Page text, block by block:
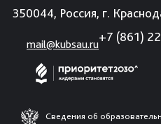
350044, Россия, г.
mail@kubsau.ru
+7 (861)
Сведения об